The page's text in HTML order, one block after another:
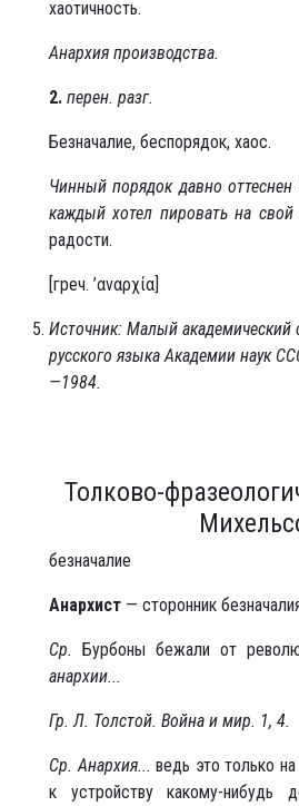
хаотичность.
Анархия производства.
2. перен. разг.
Безначалие, беспорядок, хаос.
Чинный порядок давно
каждый хотел пировать на свой
радости.
[греч. ’αναρχία]
Источник: Малый
русского языка Академии наук
—1984.
Толково-
безначалие
Анархист — сторонник
Ср. Бурбоны бежали от
анархии...
Гр. Л. Толстой. Война и мир. 1, 4.
Ср. Анархия... ведь это только
к устройству какому-